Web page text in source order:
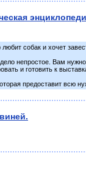
любит собак и хочет
непростое. Вам
и готовить к
предоставит всю